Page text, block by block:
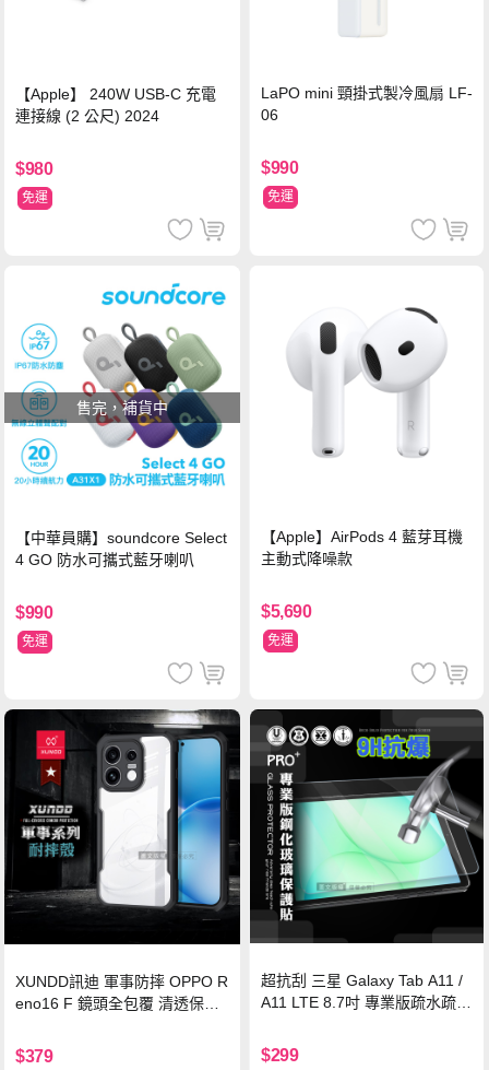
【Apple】 240W USB-C 充電
連接線 (2 公尺) 2024
$980
免運
LaPO mini 頸掛式製冷風扇 LF-
06
$990
免運
售完，補貨中
【中華員購】soundcore Select
4 GO 防水可攜式藍牙喇叭
$990
免運
【Apple】AirPods 4 藍芽耳機
主動式降噪款
$5,690
免運
XUNDD訊迪 軍事防摔 OPPO R
eno16 F 鏡頭全包覆 清透保護
$379
超抗刮 三星 Galaxy Tab A11 /
A11 LTE 8.7吋 專業版疏水疏油
$299